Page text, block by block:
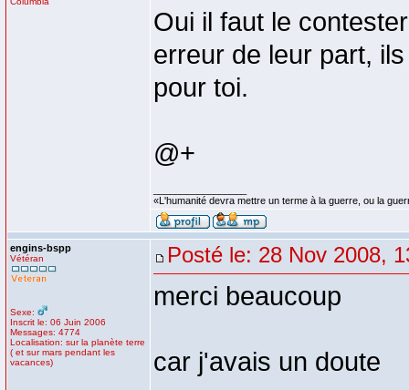
Oui il faut le
erreur de leur part,
pour toi.
@+
«L'humanité devra mettre un terme à la guerre, ou la
engins-bspp
Vétéran
Sexe:
Inscrit le: 06 Juin 2006
Messages: 4774
Localisation: sur la planète terre
( et sur mars pendant les
vacances)
Posté le: 28 Nov 2008,
merci beaucoup
car j'avais un doute